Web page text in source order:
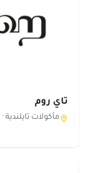
تاي روم
مأكولات تايلندية ·